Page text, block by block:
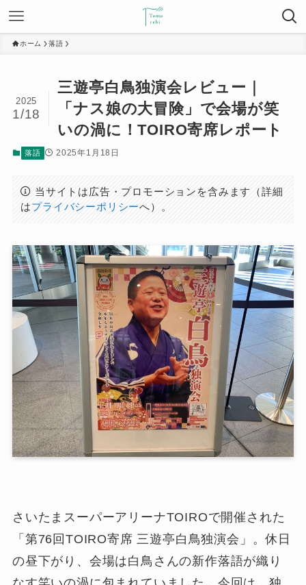
ホーム 落語
三遊亭白鳥独演会レビュー｜
「ナス娘の大冒険」で会場が笑
いの渦に！TOIRO寄席レポート
2025
1/18
落語 2025年1月18日
当サイトは広告・プロモーションを含みます（詳細
はプライバシーポリシーへ）。
さいたまスーパーアリーナTOIROで開催された
「第76回TOIRO寄席 三遊亭白鳥独演会」。休日
の昼下がり、会場は白鳥さんの新作落語が織り